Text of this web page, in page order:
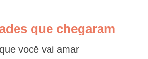
que chegaram
que você vai amar